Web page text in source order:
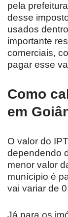
pela
desse
usados
importante
comerciais,
pagar esse
Como
em
O valor do
dependendo
menor valor
munícipio é
vai variar de
Já para os